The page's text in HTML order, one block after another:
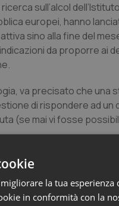
sull’alcol
europei, hanno
sino alla fine del
da proporre ai
va precisato che una
di rispondere ad un
(se mai vi fosse
già un problema
vista del genere che
la tua esperienza
in conformità con la